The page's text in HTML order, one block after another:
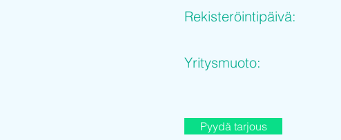
Rekisteröintipäivä:
Yritysmuoto:
Pyydä tarjous